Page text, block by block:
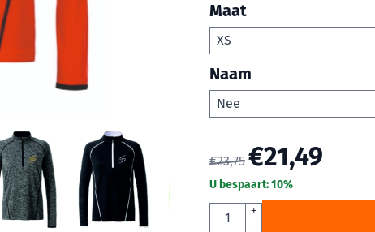
Maat
Naam
€23,75 €21,49
U bespaart:10%
Aantal
+
-